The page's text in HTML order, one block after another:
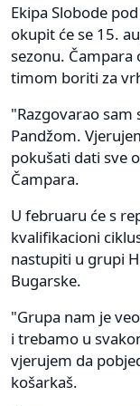
Ekipa Slobode
okupit će se 15.
sezonu. Čampara
timom boriti za
"Razgovarao
Pandžom.
pokušati dati sve
Čampara.
U februaru će s
kvalifikacioni
nastupiti u grupi
Bugarske.
"Grupa nam je
i trebamo u
vjerujem da
košarkaš.